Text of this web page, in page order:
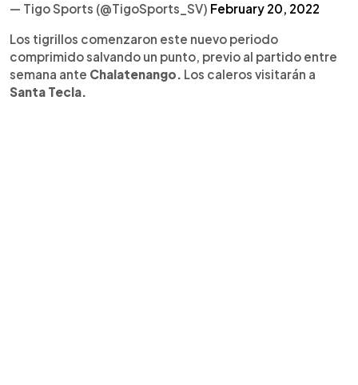
— Tigo Sports (@TigoSports_SV) February 20, 2022
Los tigrillos comenzaron este nuevo periodo
comprimido salvando un punto, previo al partido entre
semana ante Chalatenango. Los caleros visitarán a
Santa Tecla.